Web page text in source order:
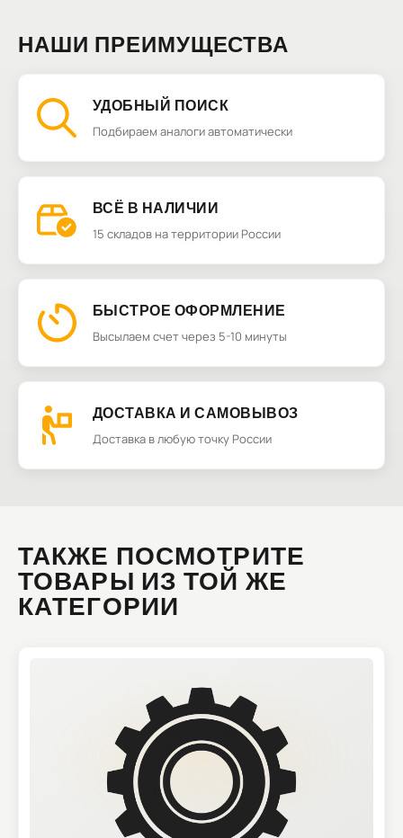
НАШИ ПРЕИМУЩЕСТВА
УДОБНЫЙ ПОИСК
Подбираем аналоги автоматически
ВСЁ В НАЛИЧИИ
15 складов на территории России
БЫСТРОЕ ОФОРМЛЕНИЕ
Высылаем счет через 5-10 минуты
ДОСТАВКА И САМОВЫВОЗ
Доставка в любую точку России
ТАКЖЕ ПОСМОТРИТЕ
ТОВАРЫ ИЗ ТОЙ ЖЕ
КАТЕГОРИИ